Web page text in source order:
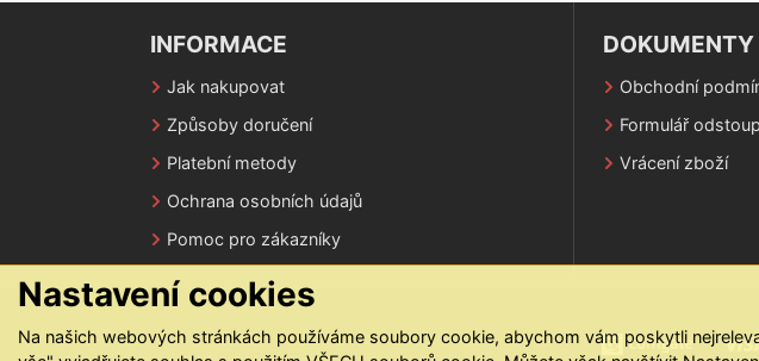
Nastavení cookies
Na našich webových stránkách používáme soubory cookie, abychom vám poskytli
INFORMACE
Jak nakupovat
Způsoby doručení
Platební metody
Ochrana osobních údajů
Pomoc pro zákazníky
DOKUMENTY
Obchodní
Formulář
Vrácení zboží